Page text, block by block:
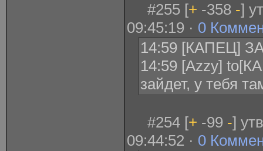
#255 [+ -358 -]
09:45:19 · 0
14:59 [КАПЕЦ]
14:59 [Azzy]
зайдет, у тебя
#254 [+ -99 -]
09:44:52 · 0